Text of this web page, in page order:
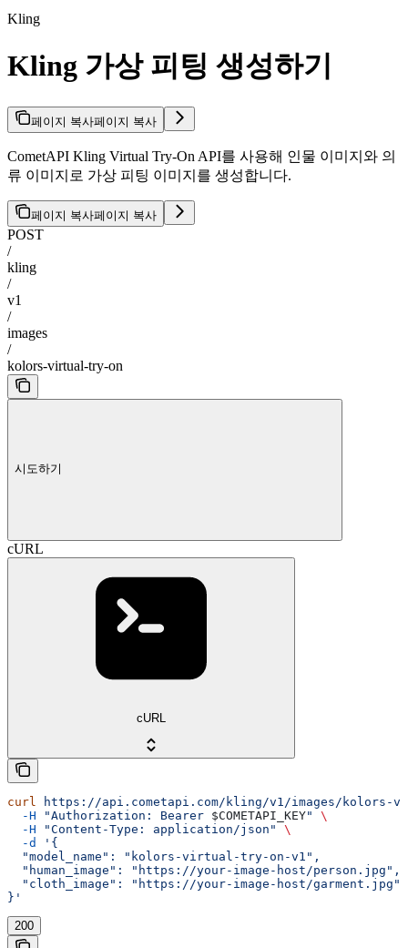
Kling
Kling 가상 피팅 생성하기
페이지 복사페이지 복사
CometAPI Kling Virtual Try-On API를 사용해 인물 이미지와 의
류 이미지로 가상 피팅 이미지를 생성합니다.
페이지 복사페이지 복사
POST
/
kling
/
v1
/
images
/
kolors-virtual-try-on
시도하기
cURL
cURL
curl https://api.cometapi.com/kling/v1/images/kolors-
  -H
"Authorization: Bearer $COMETAPI_KEY"
\
  -H
"Content-Type: application/json"
\
  -d
'{
  "model_name": "kolors-virtual-try-on-v1",
  "human_image": "https://your-image-host/person.jpg",
  "cloth_image": "https://your-image-host/garment.jpg"
}'
200